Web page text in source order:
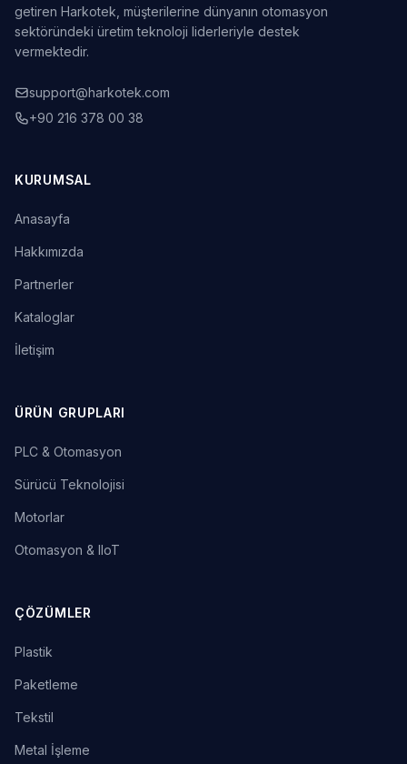
getiren Harkotek, müşterilerine dünyanın otomasyon
sektöründeki üretim teknoloji liderleriyle destek
vermektedir.
support@harkotek.com
+90 216 378 00 38
KURUMSAL
Anasayfa
Hakkımızda
Partnerler
Kataloglar
İletişim
ÜRÜN GRUPLARI
PLC & Otomasyon
Sürücü Teknolojisi
Motorlar
Otomasyon & IIoT
ÇÖZÜMLER
Plastik
Paketleme
Tekstil
Metal İşleme